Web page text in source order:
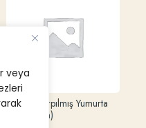
veya
Sebzeli Çırpılmış Yumurta
(Vejeteryan)